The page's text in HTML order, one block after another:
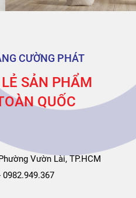
CƯỜNG PHÁT
SẢN PHẨM
QUỐC
Vườn Lài, TP.HCM
0982.949.367